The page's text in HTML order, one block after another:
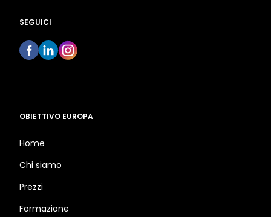
SEGUICI
OBIETTIVO EUROPA
Home
Chi siamo
Prezzi
Formazione